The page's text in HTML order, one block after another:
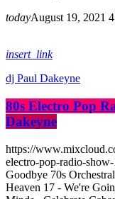
todayAugust 19, 2021
insert_link
dj Paul Dakeyne
80s Electro Pop
Dakeyne
https://
electro-pop-radio-
Goodbye 70s
Heaven 17 - We're